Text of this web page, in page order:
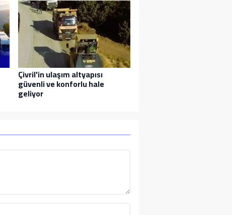
Çivril'in ulaşım altyapısı
güvenli ve konforlu hale
geliyor